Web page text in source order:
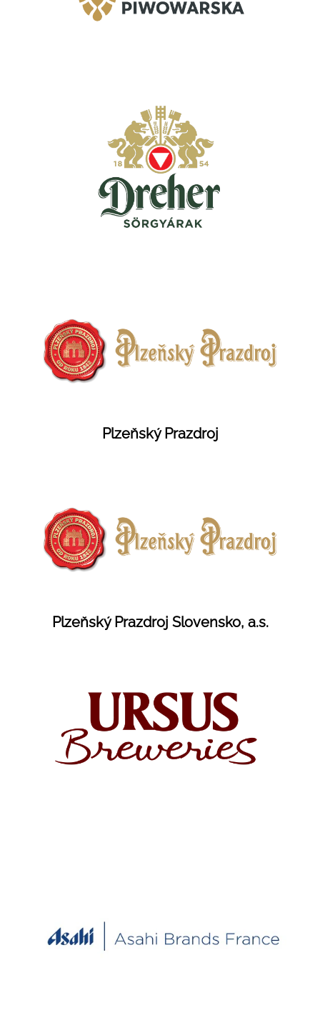
Plzeňský Prazdroj
Plzeňský Prazdroj Slovensko, a.s.